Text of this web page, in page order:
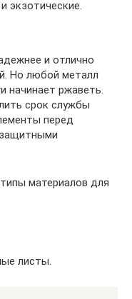
экзотические.
и отлично
Но любой металл
начинает ржаветь.
срок службы
перед
материалов для
листы.